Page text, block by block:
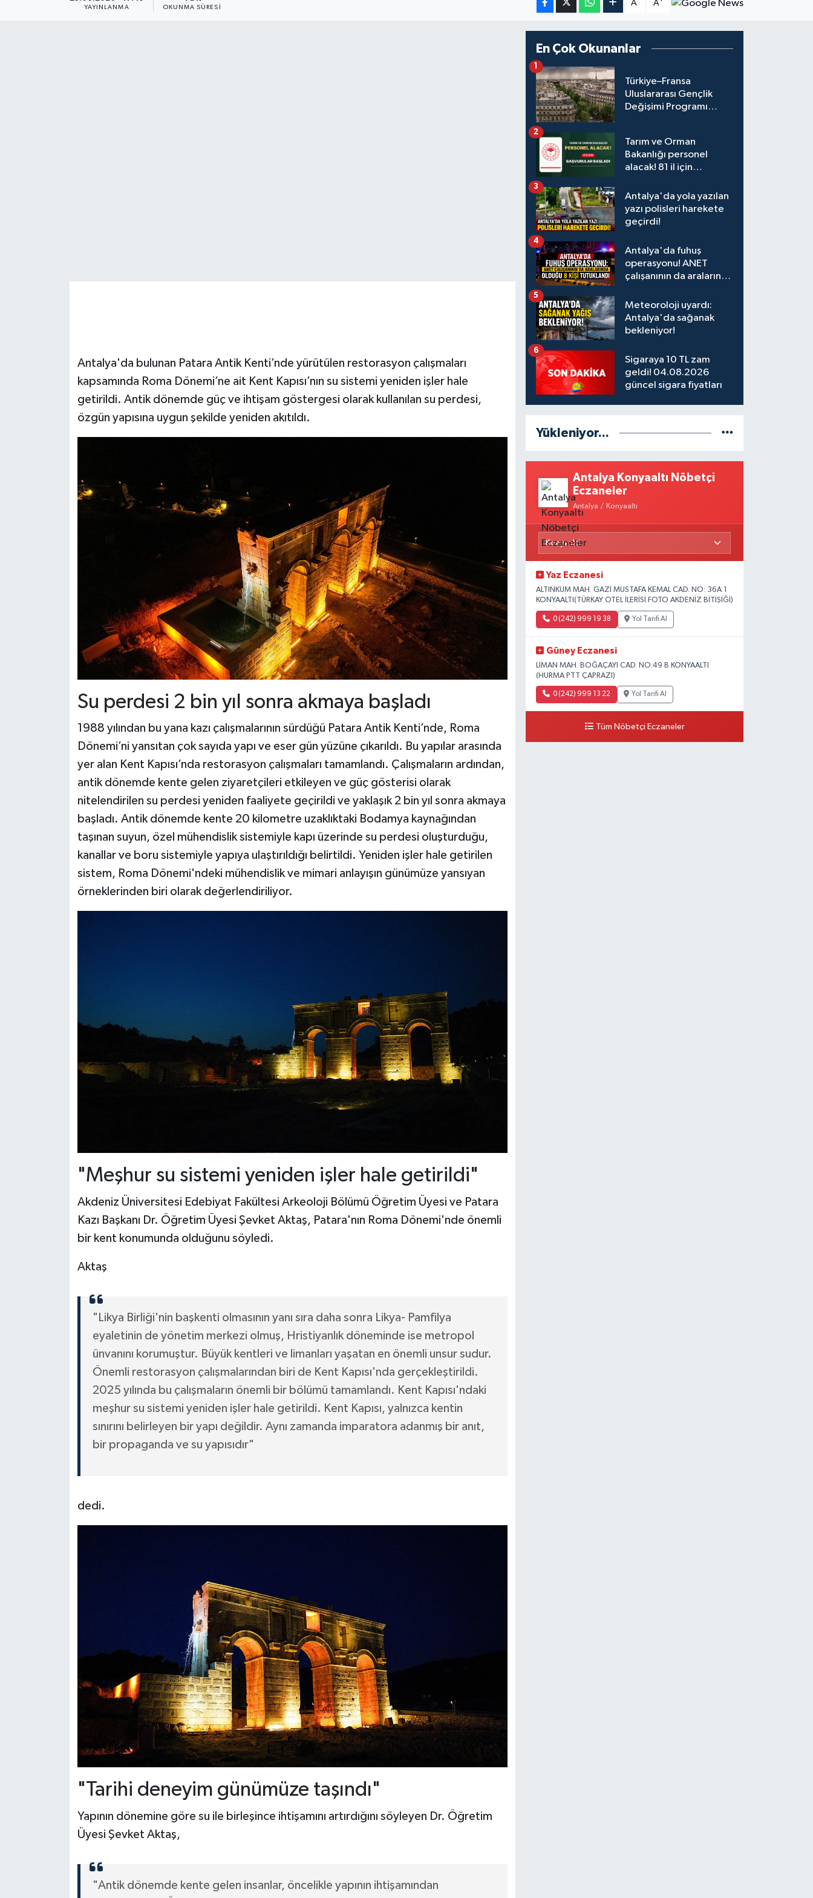
YAYINLANMA OKUNMA SÜRESI
A A
Antalya'da bulunan Patara Antik Kenti’nde yürütülen restorasyon çalışmaları
kapsamında Roma Dönemi’ne ait Kent Kapısı’nın su sistemi yeniden işler hale
getirildi. Antik dönemde güç ve ihtişam göstergesi olarak kullanılan su perdesi,
özgün yapısına uygun şekilde yeniden akıtıldı.
Su perdesi 2 bin yıl sonra akmaya başladı
1988 yılından bu yana kazı çalışmalarının sürdüğü Patara Antik Kenti’nde, Roma
Dönemi’ni yansıtan çok sayıda yapı ve eser gün yüzüne çıkarıldı. Bu yapılar arasında
yer alan Kent Kapısı’nda restorasyon çalışmaları tamamlandı. Çalışmaların ardından,
antik dönemde kente gelen ziyaretçileri etkileyen ve güç gösterisi olarak
nitelendirilen su perdesi yeniden faaliyete geçirildi ve yaklaşık 2 bin yıl sonra akmaya
başladı. Antik dönemde kente 20 kilometre uzaklıktaki Bodamya kaynağından
taşınan suyun, özel mühendislik sistemiyle kapı üzerinde su perdesi oluşturduğu,
kanallar ve boru sistemiyle yapıya ulaştırıldığı belirtildi. Yeniden işler hale getirilen
sistem, Roma Dönemi'ndeki mühendislik ve mimari anlayışın günümüze yansıyan
örneklerinden biri olarak değerlendiriliyor.
"Meşhur su sistemi yeniden işler hale getirildi"
Akdeniz Üniversitesi Edebiyat Fakültesi Arkeoloji Bölümü Öğretim Üyesi ve Patara
Kazı Başkanı Dr. Öğretim Üyesi Şevket Aktaş, Patara'nın Roma Dönemi'nde önemli
bir kent konumunda olduğunu söyledi.
Aktaş
"Likya Birliği'nin başkenti olmasının yanı sıra daha sonra Likya- Pamfilya
eyaletinin de yönetim merkezi olmuş, Hristiyanlık döneminde ise metropol
ünvanını korumuştur. Büyük kentleri ve limanları yaşatan en önemli unsur sudur.
Önemli restorasyon çalışmalarından biri de Kent Kapısı'nda gerçekleştirildi.
2025 yılında bu çalışmaların önemli bir bölümü tamamlandı. Kent Kapısı'ndaki
meşhur su sistemi yeniden işler hale getirildi. Kent Kapısı, yalnızca kentin
sınırını belirleyen bir yapı değildir. Aynı zamanda imparatora adanmış bir anıt,
bir propaganda ve su yapısıdır"
dedi.
"Tarihi deneyim günümüze taşındı"
Yapının dönemine göre su ile birleşince ihtişamını artırdığını söyleyen Dr. Öğretim
Üyesi Şevket Aktaş,
"Antik dönemde kente gelen insanlar, öncelikle yapının ihtişamından
En Çok Okunanlar
Türkiye–Fransa
Uluslararası Gençlik
Değişimi Programı
1
Tarım ve Orman
Bakanlığı personel
alacak! 81 il için
2
Antalya'da yola yazılan
yazı polisleri harekete
geçirdi!
3
Antalya'da fuhuş
operasyonu! ANET
çalışanının da aralarında
4
Meteoroloji uyardı:
Antalya'da sağanak
bekleniyor!
5
Sigaraya 10 TL zam
geldi! 04.08.2026
güncel sigara fiyatları
6
Yükleniyor...
Antalya Konyaaltı Nöbetçi
Eczaneler
Antalya / Konyaaltı
Yaz Eczanesi
ALTINKUM MAH. GAZİ MUSTAFA KEMAL CAD. NO: 36A 1
KONYAALTI(TÜRKAY OTEL İLERİSİ.FOTO AKDENİZ BİTİŞİĞİ)
0 (242) 999 19 38 Yol Tarifi Al
Güney Eczanesi
LİMAN MAH. BOĞAÇAYI CAD. NO:49 B KONYAALTI
(HURMA PTT ÇAPRAZI)
0 (242) 999 13 22 Yol Tarifi Al
Tüm Nöbetçi Eczaneler